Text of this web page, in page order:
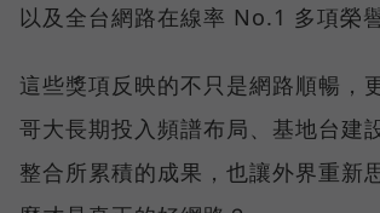
以及全台網路在線率 No.1 多項榮譽
這些獎項反映的不只是網路順暢，
哥大長期投入頻譜布局、基地台建
整合所累積的成果，也讓外界重新